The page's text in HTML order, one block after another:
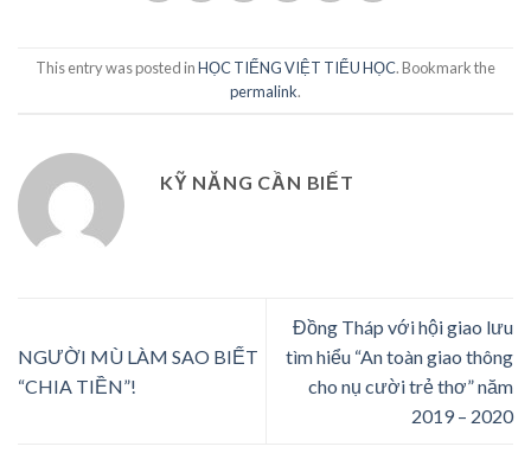
This entry was posted inHỌC TIẾNG VIỆT TIỂU HỌC. Bookmark the
permalink.
KỸ NĂNG CẦN BIẾT
NGƯỜI MÙ LÀM SAO BIẾT
“CHIA TIỀN”!
Đồng Tháp với hội giao lưu
tìm hiểu “An toàn giao thông
cho nụ cười trẻ thơ” năm
2019 – 2020